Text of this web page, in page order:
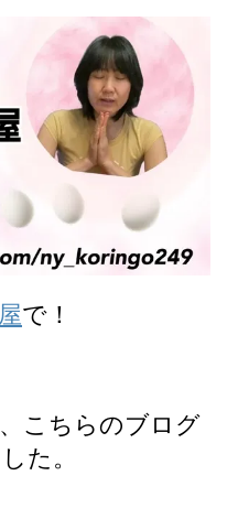
で！
こちらのブログ
た。